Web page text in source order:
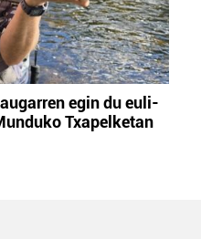
egin du euli-
Txapelketan